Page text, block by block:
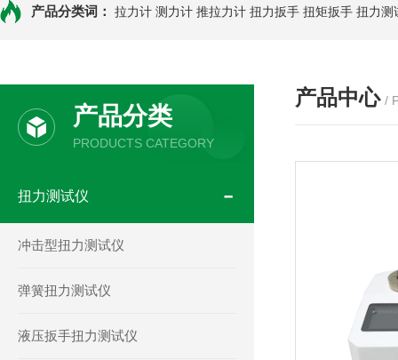
产品分类词： 拉力计 测力计 推拉力计 扭力扳手 扭矩扳手 扭力测
产品分类
PRODUCTS CATEGORY
扭力测试仪
冲击型扭力测试仪
弹簧扭力测试仪
液压扳手扭力测试仪
产品中心 /